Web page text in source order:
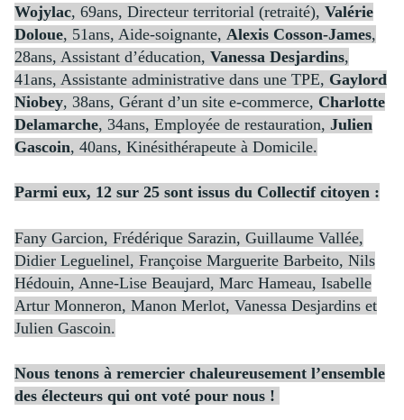
Wojylac, 69ans, Directeur territorial (retraité), Valérie
Doloue, 51ans, Aide-soignante, Alexis Cosson-James,
28ans, Assistant d’éducation, Vanessa Desjardins,
41ans, Assistante administrative dans une TPE, Gaylord
Niobey, 38ans, Gérant d’un site e-commerce, Charlotte
Delamarche, 34ans, Employée de restauration, Julien
Gascoin, 40ans, Kinésithérapeute à Domicile.
Parmi eux, 12 sur 25 sont issus du Collectif citoyen :
Fany Garcion, Frédérique Sarazin, Guillaume Vallée,
Didier Leguelinel, Françoise Marguerite Barbeito, Nils
Hédouin, Anne-Lise Beaujard, Marc Hameau, Isabelle
Artur Monneron, Manon Merlot, Vanessa Desjardins et
Julien Gascoin.
Nous tenons à remercier chaleureusement l’ensemble
des électeurs qui ont voté pour nous !